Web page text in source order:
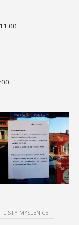
LISTY MYSLENICE